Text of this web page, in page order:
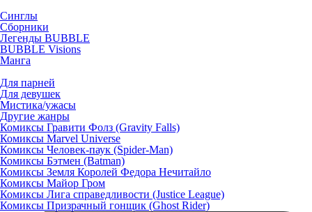
Синглы
Сборники
Легенды BUBBLE
BUBBLE Visions
Манга
Для парней
Для девушек
Мистика/ужасы
Другие жанры
Комиксы Гравити Фолз (Gravity Falls)
Комиксы Marvel Universe
Комиксы Человек-паук (Spider-Man)
Комиксы Бэтмен (Batman)
Комиксы Земля Королей Федора Нечитайло
Комиксы Майор Гром
Комиксы Лига справедливости (Justice League)
Комиксы Призрачный гонщик (Ghost Rider)